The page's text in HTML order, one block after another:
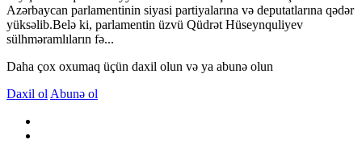
Azərbaycan parlamentinin siyasi partiyalarına və deputatlarına qədər
yüksəlib.Belə ki, parlamentin üzvü Qüdrət Hüseynquliyev
sülhməramlıların fə...
Daha çox oxumaq üçün daxil olun və ya abunə olun
Daxil ol Abunə ol